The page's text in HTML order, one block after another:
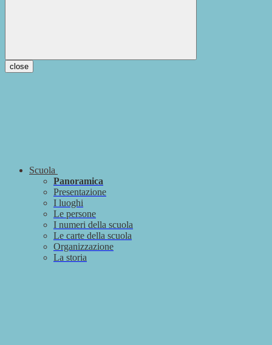
close
Scuola
Panoramica
Presentazione
I luoghi
Le persone
I numeri della scuola
Le carte della scuola
Organizzazione
La storia